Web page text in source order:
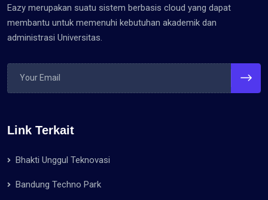
Eazy merupakan suatu sistem berbasis cloud yang dapat
membantu untuk memenuhi kebutuhan akademik dan
administrasi Universitas.
Link Terkait
Bhakti Unggul Teknovasi
Bandung Techno Park